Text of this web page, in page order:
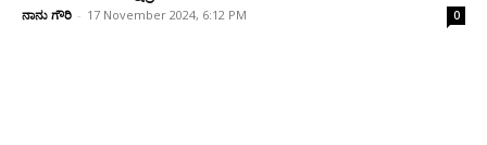
ನಾನು ಗೌರಿ - 17 November 2024, 6:12 PM 0